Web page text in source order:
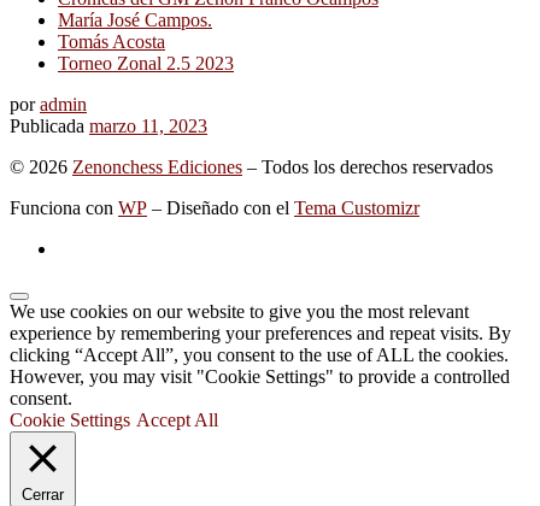
María José Campos.
Tomás Acosta
Torneo Zonal 2.5 2023
poradmin
Publicada marzo 11, 2023
© 2026 Zenonchess Ediciones – Todos los derechos reservados
Funciona con WP – Diseñado con el Tema Customizr
We use cookies on our website to give you the most relevant
experience by remembering your preferences and repeat visits. By
clicking “Accept All”, you consent to the use of ALL the cookies.
However, you may visit "Cookie Settings" to provide a controlled
consent.
Cookie Settings Accept All
Cerrar